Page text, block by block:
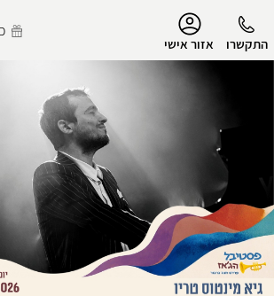
התקשרו אזור אישי
הפרופיל שלי
התנתק